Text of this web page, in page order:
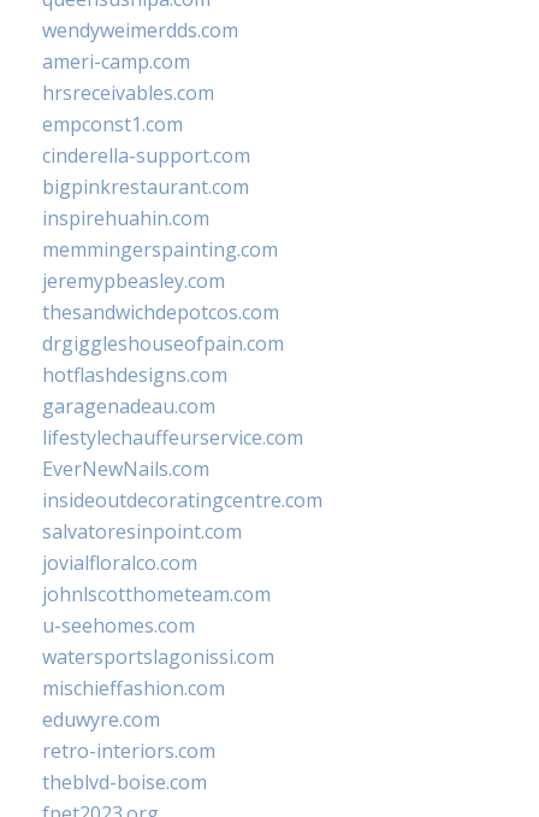
wendyweimerdds.com
ameri-camp.com
hrsreceivables.com
empconst1.com
cinderella-support.com
bigpinkrestaurant.com
inspirehuahin.com
memmingerspainting.com
jeremypbeasley.com
thesandwichdepotcos.com
drgiggleshouseofpain.com
hotflashdesigns.com
garagenadeau.com
lifestylechauffeurservice.com
EverNewNails.com
insideoutdecoratingcentre.com
salvatoresinpoint.com
jovialfloralco.com
johnlscotthometeam.com
u-seehomes.com
watersportslagonissi.com
mischieffashion.com
eduwyre.com
retro-interiors.com
theblvd-boise.com